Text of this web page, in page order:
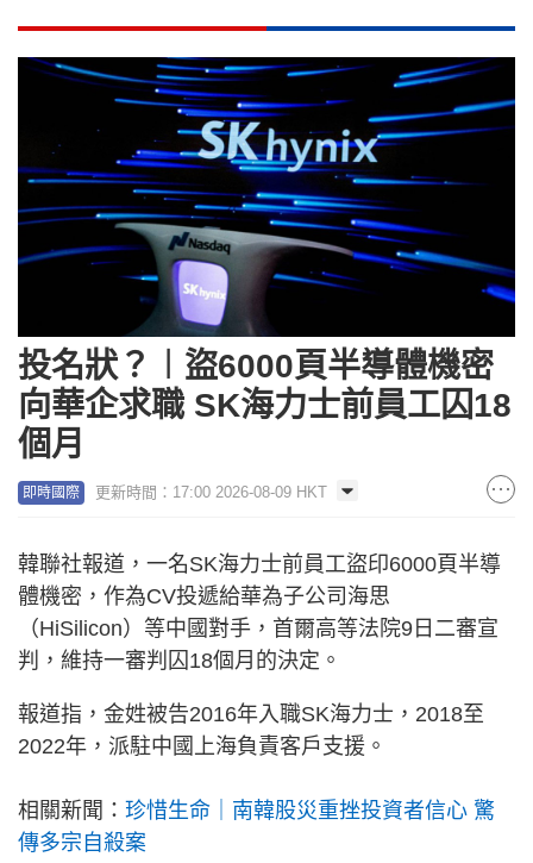
投名狀？︱盜6000頁半導體機密
向華企求職 SK海力士前員工囚18
個月
即時國際 更新時間：17:00 2026-08-09 HKT
韓聯社報道，一名SK海力士前員工盜印6000頁半導
體機密，作為CV投遞給華為子公司海思
（HiSilicon）等中國對手，首爾高等法院9日二審宣
判，維持一審判囚18個月的決定。
報道指，金姓被告2016年入職SK海力士，2018至
2022年，派駐中國上海負責客戶支援。
相關新聞： 珍惜生命｜南韓股災重挫投資者信心 驚
傳多宗自殺案